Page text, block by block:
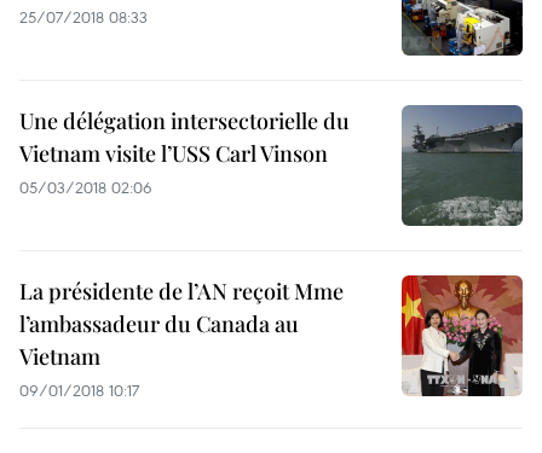
25/07/2018 08:33
Une délégation intersectorielle du
Vietnam visite l’USS Carl Vinson
05/03/2018 02:06
La présidente de l’A​N reçoit Mme
l’ambassadeur du Canada au
Vietnam
09/01/2018 10:17